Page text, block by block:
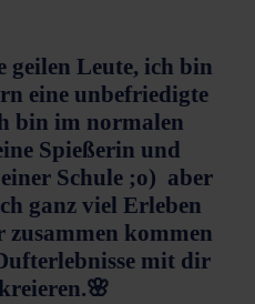
geilen Leute, ich bin
eine unbefriedigte
bin im normalen
Spießerin und
Schule ;o) aber
ganz viel Erleben
kommen
mit dir
kreieren.🌸